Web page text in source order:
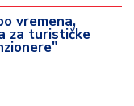
vremena,
za turističke